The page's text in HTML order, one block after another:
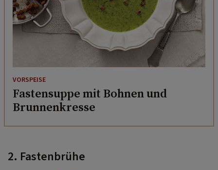
VORSPEISE
Fastensuppe mit Bohnen und
Brunnenkresse
2. Fastenbrühe